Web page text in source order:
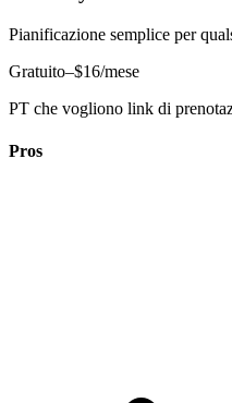
Pianificazione semplice per
Gratuito–$16/mese
PT che vogliono link di
Pros